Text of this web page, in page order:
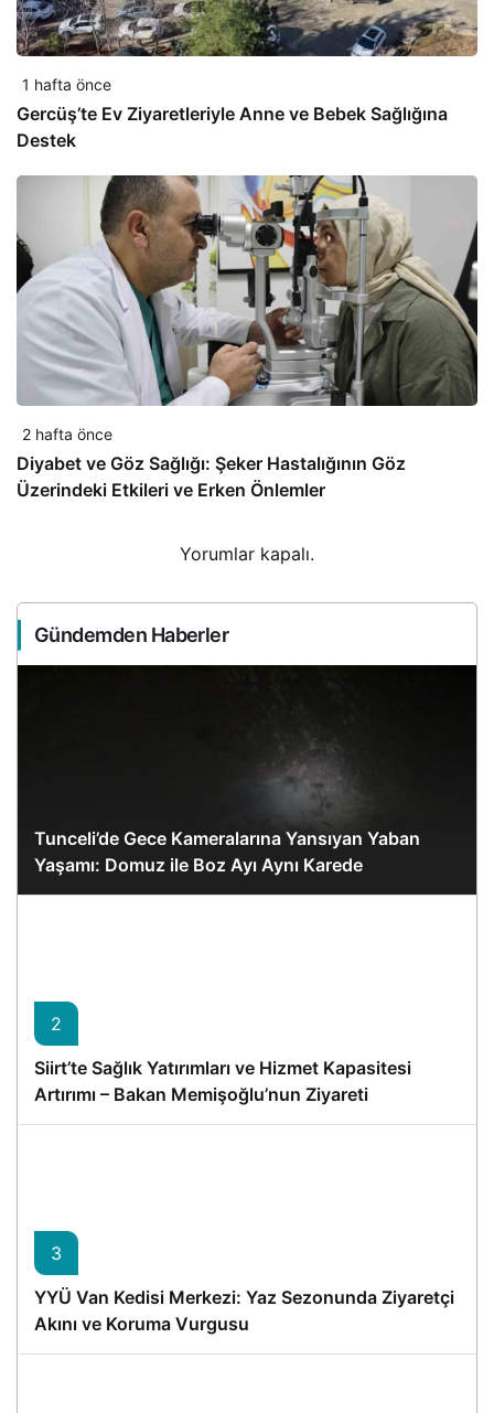
1 hafta önce
Gercüş’te Ev Ziyaretleriyle Anne ve Bebek Sağlığına
Destek
2 hafta önce
Diyabet ve Göz Sağlığı: Şeker Hastalığının Göz
Üzerindeki Etkileri ve Erken Önlemler
Yorumlar kapalı.
Gündemden Haberler
Tunceli’de Gece Kameralarına Yansıyan Yaban
Yaşamı: Domuz ile Boz Ayı Aynı Karede
2
Siirt’te Sağlık Yatırımları ve Hizmet Kapasitesi
Artırımı – Bakan Memişoğlu’nun Ziyareti
3
YYÜ Van Kedisi Merkezi: Yaz Sezonunda Ziyaretçi
Akını ve Koruma Vurgusu